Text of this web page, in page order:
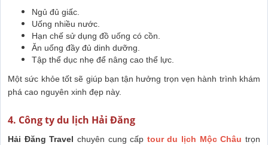
Ngủ đủ giấc.
Uống nhiều nước.
Hạn chế sử dụng đồ uống có cồn.
Ăn uống đầy đủ dinh dưỡng.
Tập thể dục nhẹ để nâng cao thể lực.
Một sức khỏe tốt sẽ giúp bạn tận hưởng trọn vẹn hành trình khám
phá cao nguyên xinh đẹp này.
4. Công ty du lịch Hải Đăng
Hải Đăng Travel chuyên cung cấp tour du lịch Mộc Châu trọn